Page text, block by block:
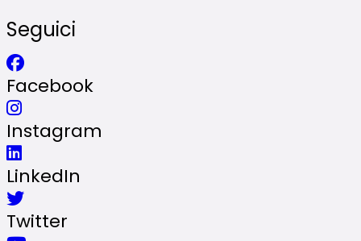
Seguici
Facebook
Instagram
LinkedIn
Twitter